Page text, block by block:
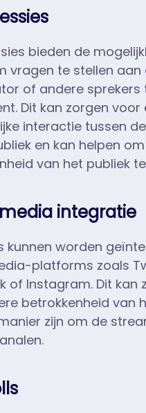
bieden de
vragen te stellen aan
of andere sprekers
Dit kan zorgen voor
interactie tussen
en kan helpen
van het publiek
integratie
kunnen worden
platforms zoals
of Instagram. Dit kan
betrokkenheid van
zijn om de